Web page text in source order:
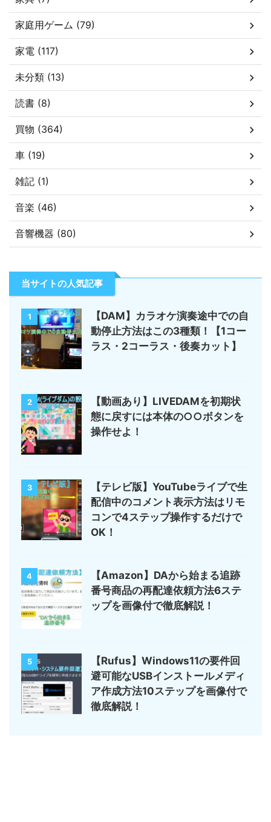
家庭用ゲーム (79)
家電 (117)
未分類 (13)
読書 (8)
買物 (364)
車 (19)
雑記 (1)
音楽 (46)
音響機器 (80)
当サイトの人気記事
1
【DAM】カラオケ演奏途中での自
動停止方法はこの3種類！【1コー
ラス・2コーラス・後奏カット】
2
【動画あり】LIVEDAMを初期状
態に戻すには本体の○○ボタンを
操作せよ！
3
【テレビ版】YouTubeライブで生
配信中のコメント表示方法はリモ
コンで4ステップ操作するだけで
OK！
4
【Amazon】DAから始まる追跡
番号商品の再配達依頼方法6ステ
ップを画像付で徹底解説！
5
【Rufus】Windows11の要件回
避可能なUSBインストールメディ
ア作成方法10ステップを画像付で
徹底解説！